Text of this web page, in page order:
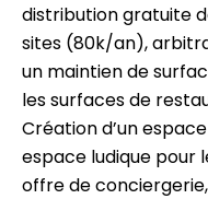
distribution gratuite
sites (80k/an),
un maintien de
les surfaces de
Création d’un
espace ludique pour
offre de